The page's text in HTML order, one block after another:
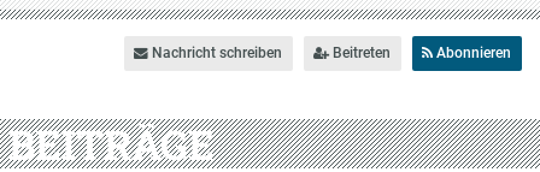
auf
Nachricht schreiben Beitreten Abonnieren
BEITRÄGE